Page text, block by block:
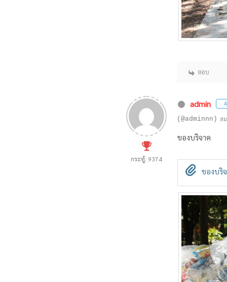
ตอบ
กระทู้: 9374
admin
(@adminnn) ส
ของบริจาค
ของบริ